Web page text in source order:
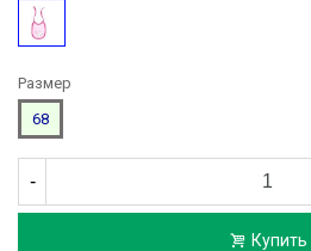
Розовый
Размер
68
-
Купить